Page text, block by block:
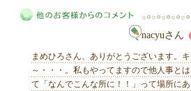
MIYUKI先生からのコメント
nacyuさん
まめひろさん、ありがとうございます。
～・・・。私もやってますので他人事と
て「なんでこんな所に！！」って場所に